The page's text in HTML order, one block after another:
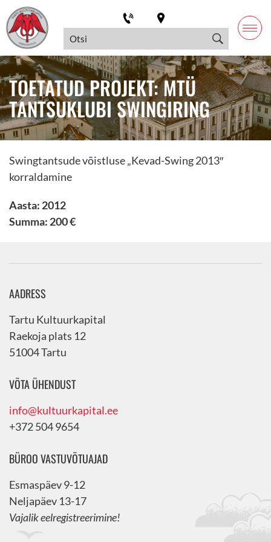
TOETATUD PROJEKT: MTÜ
TANTSUKLUBI SWINGIRING
Swingtantsude võistluse „Kevad-Swing 2013″
korraldamine
Aasta: 2012
Summa: 200 €
AADRESS
Tartu Kultuurkapital
Raekoja plats 12
51004 Tartu
VÕTA ÜHENDUST
info@kultuurkapital.ee
+372 504 9654
BÜROO VASTUVÕTUAJAD
Esmaspäev 9-12
Neljapäev 13-17
Vajalik eelregistreerimine!